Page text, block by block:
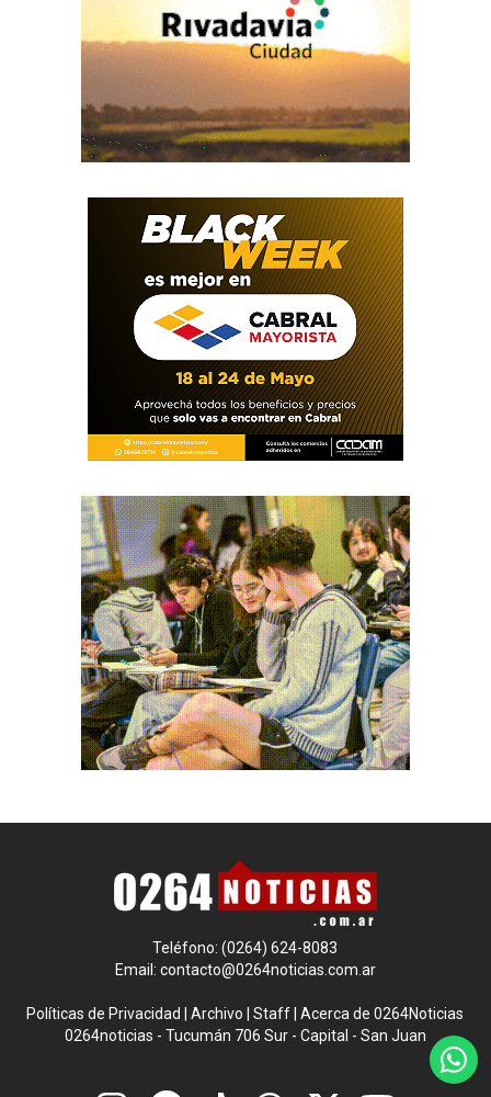
Teléfono: (0264) 624-8083
Email: contacto@0264noticias.com.ar
Políticas de Privacidad |Archivo |Staff |Acerca de 0264Noticias
0264noticias - Tucumán 706 Sur - Capital - San Juan